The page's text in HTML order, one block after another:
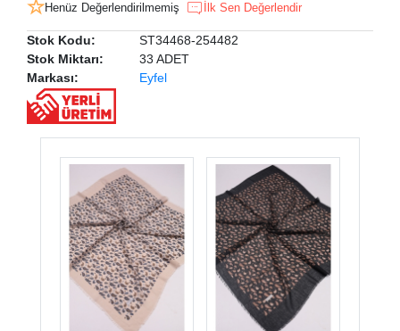
Henüz Değerlendirilmemiş İlk Sen Değerlendir
Stok Kodu:
ST34468-254482
Stok Miktarı:
33 ADET
Markası:
Eyfel